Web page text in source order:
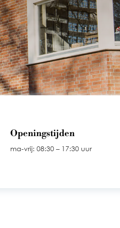
Openingstijden
ma-vrij: 08:30 – 17:30 uur